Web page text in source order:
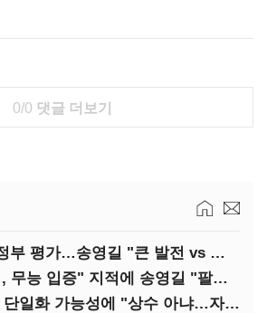
0/0 댓글 더보기
엇갈린 문재인정부 평가…송영길 "큰 발전 vs 이준석 "기본 점수"
이준석 "공수처, 무능 입증" 지적에 송영길 "팔다리 자른 게 국민의힘"
이준석, 안철수 단일화 가능성에 "상수 아냐…자의식 과잉"